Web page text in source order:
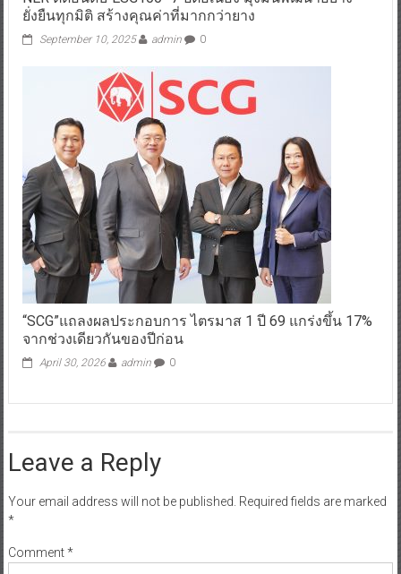
ยั่งยืนทุกมิติ สร้างคุณค่าที่มากกว่ายาง
September 10, 2025 admin 0
“SCG”แถลงผลประกอบการ ไตรมาส 1 ปี 69 แกร่งขึ้น 17%
จากช่วงเดียวกันของปีก่อน
April 30, 2026 admin 0
Leave a Reply
Your email address will not be published. Required fields are marked
*
Comment*